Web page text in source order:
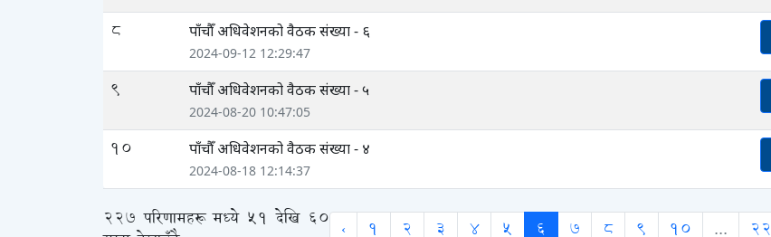
8 पाँचौँ अधिवेशनको वैठक संख्या - ६
2024-09-12 12:29:47
9 पाँचौँ अधिवेशनको वैठक संख्या - ५
2024-08-20 10:47:05
10 पाँचौँ अधिवेशनको वैठक संख्या - ४
2024-08-18 12:14:37
227 परिणामहरू मध्ये 51 देखि 60 ‹ 1 2 3 4 5 6 7 8 9 10 ... 22